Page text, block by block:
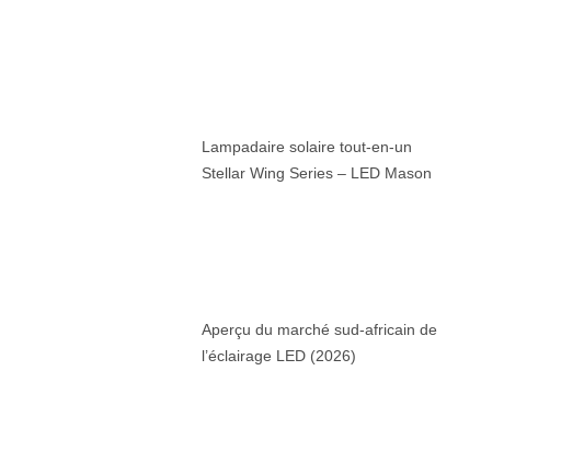
Lampadaire solaire tout-en-un
Stellar Wing Series – LED Mason
Aperçu du marché sud-africain de
l’éclairage LED (2026)